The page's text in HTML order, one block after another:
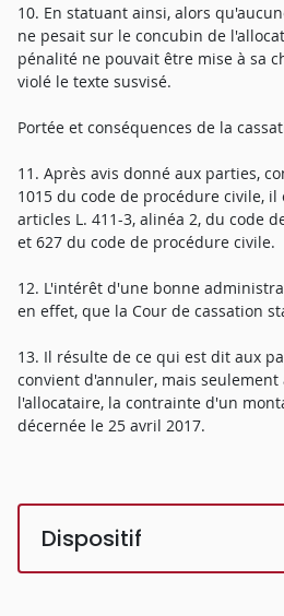
10. En statuant ainsi, alors
ne pesait sur le concubin de
pénalité ne pouvait être mise à sa
violé le texte susvisé.
Portée et conséquences de la
11. Après avis donné aux parties,
1015 du code de procédure civile,
articles L. 411-3, alinéa 2, du code
et 627 du code de procédure civile.
12. L'intérêt d'une bonne
en effet, que la Cour de cassation
13. Il résulte de ce qui est dit aux
convient d'annuler, mais
l'allocataire, la contrainte d'un
décernée le 25 avril 2017.
Dispositif